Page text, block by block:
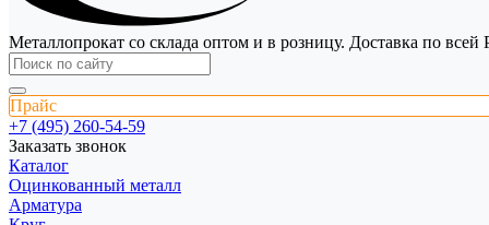
Металлопрокат со склада оптом и в розницу. Доставка по всей
Прайс
+7 (495) 260-54-59
Заказать звонок
Каталог
Оцинкованный металл
Арматура